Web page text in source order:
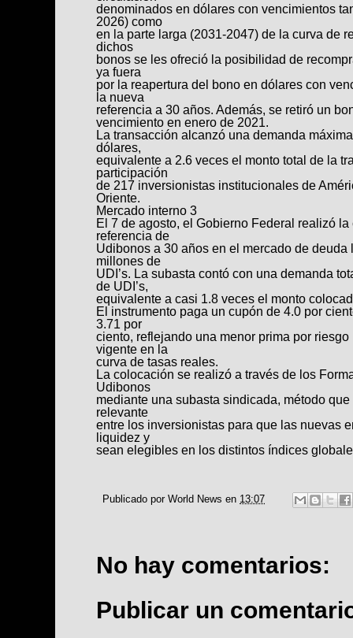
denominados en dólares con vencimientos
2026) como
en la parte larga (2031-2047) de la curva de
dichos
bonos se les ofreció la posibilidad de
ya fuera
por la reapertura del bono en dólares con
la nueva
referencia a 30 años. Además, se retiró un
vencimiento en enero de 2021.
La transacción alcanzó una demanda
dólares,
equivalente a 2.6 veces el monto total de la
participación
de 217 inversionistas institucionales de
Oriente.
Mercado interno 3
El 7 de agosto, el Gobierno Federal realizó
referencia de
Udibonos a 30 años en el mercado de
millones de
UDI’s. La subasta contó con una demanda
de UDI’s,
equivalente a casi 1.8 veces el monto
El instrumento paga un cupón de 4.0 por
3.71 por
ciento, reflejando una menor prima por
vigente en la
curva de tasas reales.
La colocación se realizó a través de los
Udibonos
mediante una subasta sindicada, método
relevante
entre los inversionistas para que las nuevas
liquidez y
sean elegibles en los distintos índices
Publicado por World News en 13:07
No hay comentarios:
Publicar un